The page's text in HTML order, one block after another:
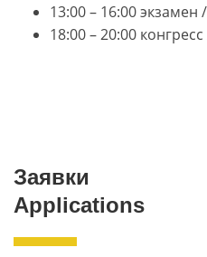
13:00 – 16:00
18:00 – 20:00
Заявки
Applications